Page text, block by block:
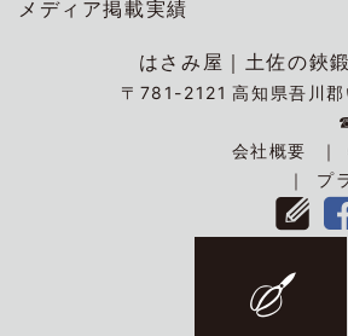
メディア掲載実績
はさみ屋｜ 土佐の鋏
〒781-2121 高知県吾川
会社概要
プ